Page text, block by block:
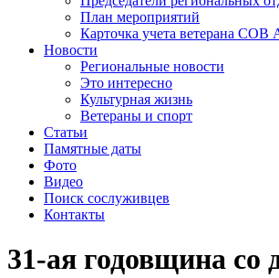
План мероприятий
Карточка учета ветерана
Новости
Региональные новости
Это интересно
Культурная жизнь
Ветераны и спорт
Статьи
Памятные даты
Фото
Видео
Поиск сослуживцев
Контакты
31-ая годовщина со